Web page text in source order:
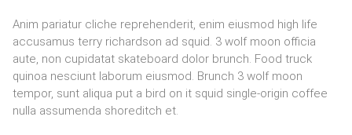
Anim pariatur cliche reprehenderit, enim eiusmod high life
accusamus terry richardson ad squid. 3 wolf moon officia
aute, non cupidatat skateboard dolor brunch. Food truck
quinoa nesciunt laborum eiusmod. Brunch 3 wolf moon
tempor, sunt aliqua put a bird on it squid single-origin coffee
nulla assumenda shoreditch et.